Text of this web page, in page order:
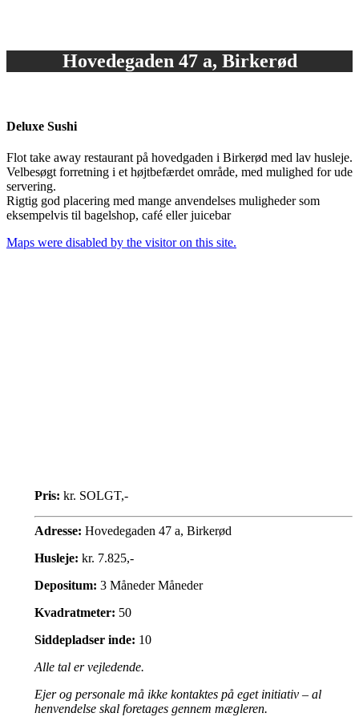
Hovedegaden 47 a, Birkerød
Deluxe Sushi
Flot take away restaurant på hovedgaden i Birkerød med lav husleje.
Velbesøgt forretning i et højtbefærdet område, med mulighed for ude
servering.
Rigtig god placering med mange anvendelses muligheder som
eksempelvis til bagelshop, café eller juicebar
Maps were disabled by the visitor on this site.
Pris: kr. SOLGT,-
Adresse: Hovedegaden 47 a, Birkerød
Husleje: kr. 7.825,-
Depositum: 3 Måneder Måneder
Kvadratmeter: 50
Siddepladser inde: 10
Alle tal er vejledende.
Ejer og personale må ikke kontaktes på eget initiativ – al
henvendelse skal foretages gennem mægleren.